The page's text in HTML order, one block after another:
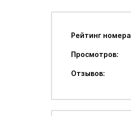
Рейтинг
Просмотров:
Отзывов: